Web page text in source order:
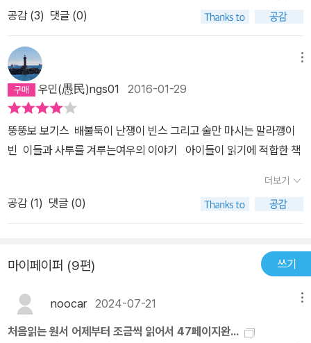
공감 (3) 댓글 (0)
우민(愚民)ngs01 2016-01-29
뚱뚱보 보기스 배불둑이 난쟁이 빈스 그리고 술만 마시는 말라깽이
빈 이들과 사투를 겨루는여우의 이야기 아이들이 읽기에 적합한 책
더보기
공감 (1) 댓글 (0)
마이페이퍼 (9편) 쓰기
noocar2024-07-21
처음읽는 원서 어제부터 조금씩 읽어서 47페이지완...